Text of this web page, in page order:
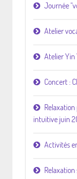
Journée
Atelier
Atelier Yin
Concert :
intuitive juin
Activités